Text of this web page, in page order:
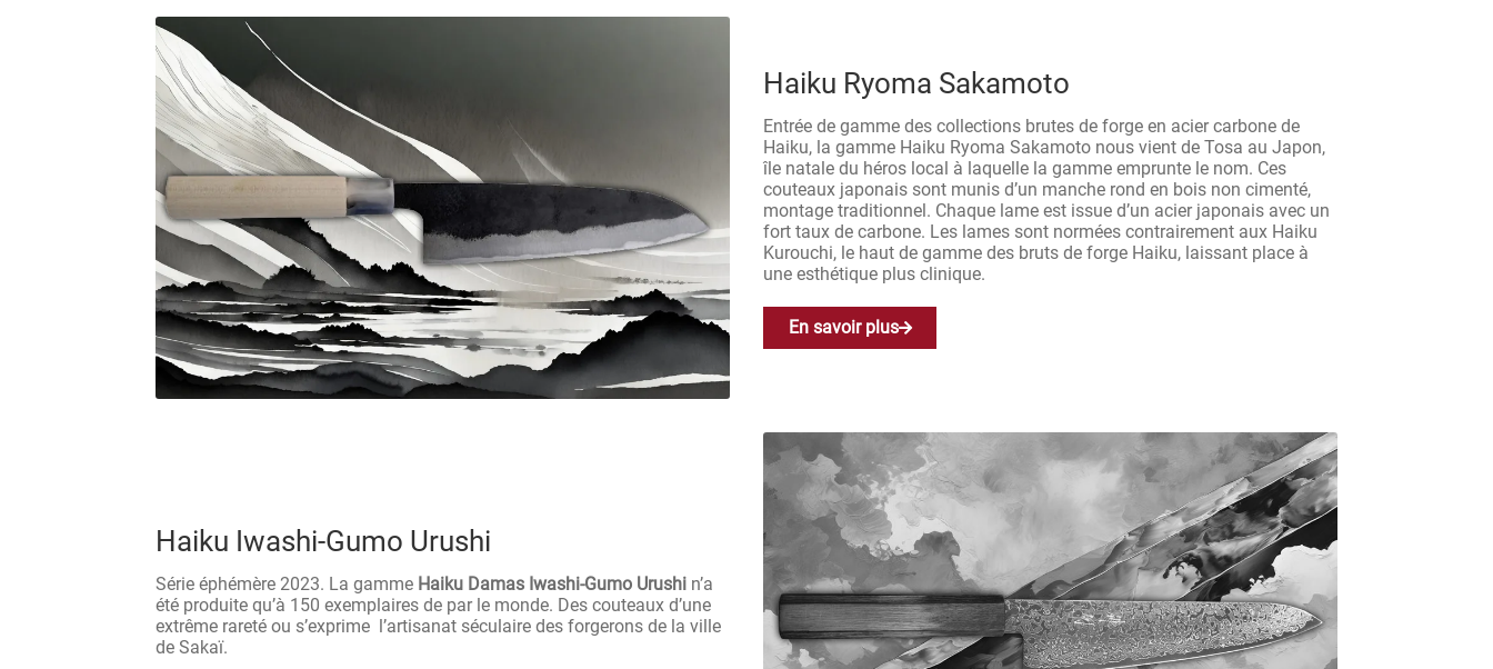
Haiku Ryoma Sakamoto
Entrée de gamme des collections brutes de forge en acier carbone de
Haiku, la gamme Haiku Ryoma Sakamoto nous vient de Tosa au Japon,
île natale du héros local à laquelle la gamme emprunte le nom. Ces
couteaux japonais sont munis d’un manche rond en bois non cimenté,
montage traditionnel. Chaque lame est issue d’un acier japonais avec un
fort taux de carbone. Les lames sont normées contrairement aux Haiku
Kurouchi, le haut de gamme des bruts de forge Haiku, laissant place à
une esthétique plus clinique.
En savoir plus
Haiku Iwashi-Gumo Urushi
Série éphémère 2023. La gamme Haiku Damas Iwashi-Gumo Urushi n’a
été produite qu’à 150 exemplaires de par le monde. Des couteaux d’une
extrême rareté ou s’exprime l’artisanat séculaire des forgerons de la ville
de Sakaï.